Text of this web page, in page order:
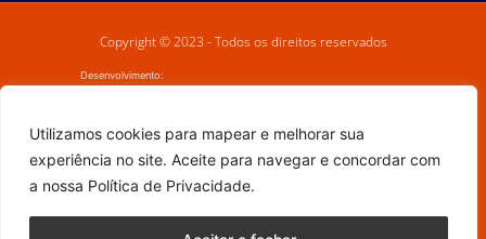
Utilizamos cookies para mapear e melhorar sua
experiência no site. Aceite para navegar e concordar com
a nossa Política de Privacidade.
Copyright © 2023 - Todos os direitos reservados
Desenvolvimento: